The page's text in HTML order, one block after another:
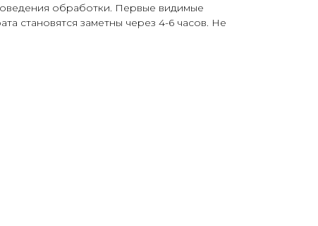
обработки. Первые видимые
становятся заметны через 4-6 часов. Не